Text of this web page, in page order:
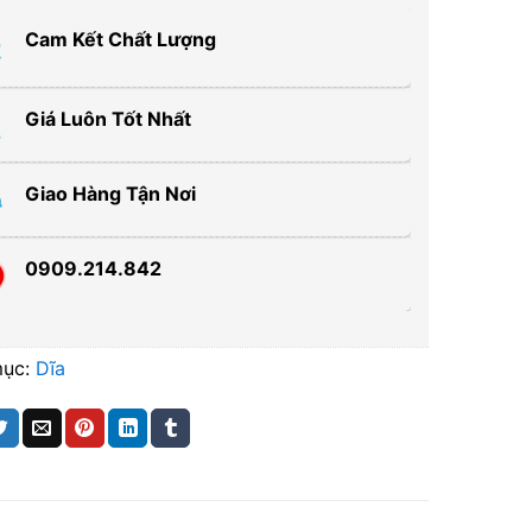
Cam Kết Chất Lượng
Giá Luôn Tốt Nhất
Giao Hàng Tận Nơi
0909.214.842
Dĩa